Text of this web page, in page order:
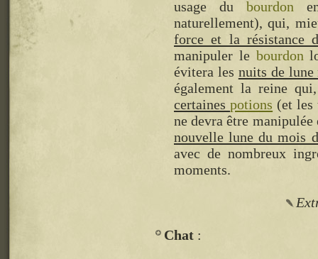
usage dubourdon
naturellement), qui,
force et la résistance
manipuler le bourdon
évitera les nuits de lune
également la reine
certainespotions (et les
ne devra être
nouvelle lune du mois
avec de nombreux
moments.
Chat